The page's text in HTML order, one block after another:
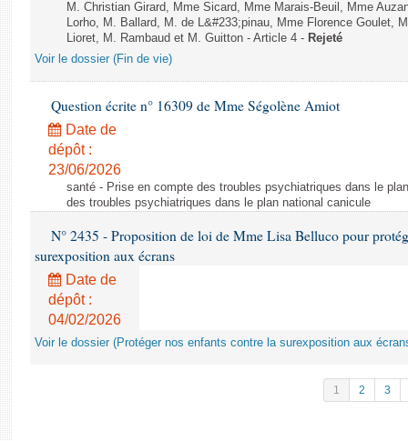
M. Christian Girard, Mme Sicard, Mme Marais-Beuil, Mme
Lorho, M. Ballard, M. de L&#233;pinau, Mme Florence Goulet,
Lioret, M. Rambaud et M. Guitton - Article 4 - Rejeté
Voir le dossier (Fin de vie)
Question écrite n° 16309 de Mme Ségolène Amiot
Date de
dépôt :
23/06/2026
santé - Prise en compte des troubles psychiatriques dans le
des troubles psychiatriques dans le plan national canicule
N° 2435 - Proposition de loi de Mme Lisa Belluco pour
surexposition aux écrans
Date de
dépôt :
04/02/2026
Voir le dossier (Protéger nos enfants contre la surexposition aux
1 2 3